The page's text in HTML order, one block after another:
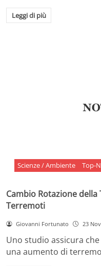
Leggi di più
Scienze / Ambiente Top-
Cambio Rotazione
Terremoti
Giovanni Fortunato 23
Uno studio assicura
una aumento di